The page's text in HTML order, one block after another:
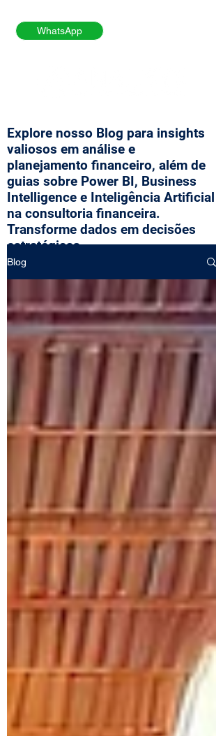
WhatsApp
Explore nosso Blog para insights
valiosos em análise e
planejamento financeiro, além de
guias sobre Power BI, Business
Intelligence e Inteligência Artificial
na consultoria financeira.
Transforme dados em decisões
estratégicas.
Blog